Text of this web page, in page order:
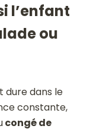
l’enfant
ou
dure dans le
constante,
congé de